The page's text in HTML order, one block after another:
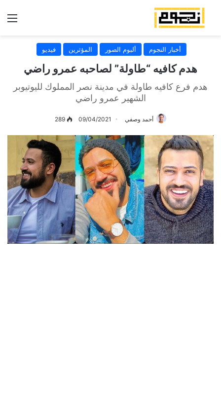
أخبار النجوم ألبوم الصور المؤثرين فيديو
هدم كافيه “طاولة” لصاحبه عمرو راضي
هدم فرع كافيه طاولة في مدينة نصر المملوك لليوتيوبر
الشهير عمرو راضي
أحمد وصفي 09/04/2021
289